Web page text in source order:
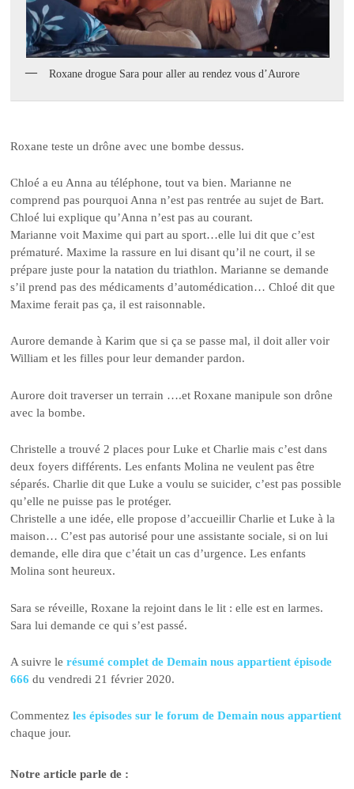
Roxane drogue Sara pour aller au rendez vous d’Aurore
Roxane teste un drône avec une bombe dessus.
Chloé a eu Anna au téléphone, tout va bien. Marianne ne
comprend pas pourquoi Anna n’est pas rentrée au sujet de Bart.
Chloé lui explique qu’Anna n’est pas au courant.
Marianne voit Maxime qui part au sport…elle lui dit que c’est
prématuré. Maxime la rassure en lui disant qu’il ne court, il se
prépare juste pour la natation du triathlon. Marianne se demande
s’il prend pas des médicaments d’automédication… Chloé dit que
Maxime ferait pas ça, il est raisonnable.
Aurore demande à Karim que si ça se passe mal, il doit aller voir
William et les filles pour leur demander pardon.
Aurore doit traverser un terrain ….et Roxane manipule son drône
avec la bombe.
Christelle a trouvé 2 places pour Luke et Charlie mais c’est dans
deux foyers différents. Les enfants Molina ne veulent pas être
séparés. Charlie dit que Luke a voulu se suicider, c’est pas possible
qu’elle ne puisse pas le protéger.
Christelle a une idée, elle propose d’accueillir Charlie et Luke à la
maison… C’est pas autorisé pour une assistante sociale, si on lui
demande, elle dira que c’était un cas d’urgence. Les enfants
Molina sont heureux.
Sara se réveille, Roxane la rejoint dans le lit : elle est en larmes.
Sara lui demande ce qui s’est passé.
A suivre lerésumé complet de Demain nous appartient épisode
666 du vendredi 21 février 2020.
Commentezles épisodes sur le forum de Demain nous appartient
chaque jour.
Notre article parle de :